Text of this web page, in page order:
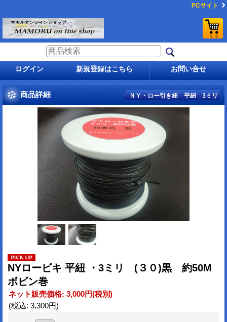
PCサイト
ログイン 新規登録はこちら お問い合せ
商品詳細 ＮＹ・ロー引き紐 平紐 3ミリ
NYロービキ 平紐 ・3ミリ (３０)黒 約50M
ボビン巻
ネット販売価格: 3,000円(税別)
(税込: 3,300円)